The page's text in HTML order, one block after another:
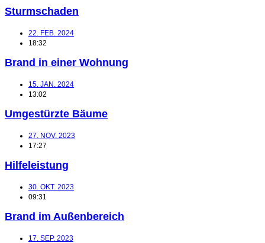
Sturmschaden
22. FEB. 2024
18:32
Brand in einer Wohnung
15. JAN. 2024
13:02
Umgestürzte Bäume
27. NOV. 2023
17:27
Hilfeleistung
30. OKT. 2023
09:31
Brand im Außenbereich
17. SEP. 2023